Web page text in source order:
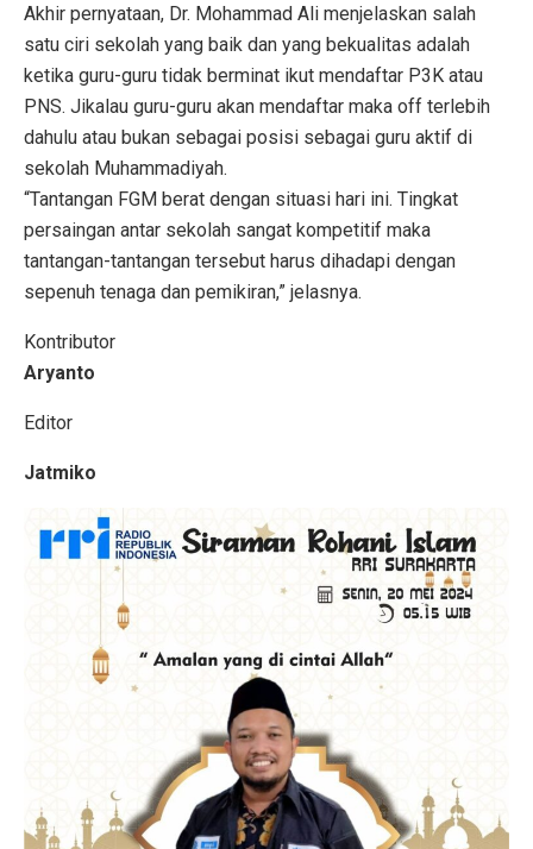
Akhir pernyataan, Dr. Mohammad Ali menjelaskan salah
satu ciri sekolah yang baik dan yang bekualitas adalah
ketika guru-guru tidak berminat ikut mendaftar P3K atau
PNS. Jikalau guru-guru akan mendaftar maka off terlebih
dahulu atau bukan sebagai posisi sebagai guru aktif di
sekolah Muhammadiyah.
“Tantangan FGM berat dengan situasi hari ini. Tingkat
persaingan antar sekolah sangat kompetitif maka
tantangan-tantangan tersebut harus dihadapi dengan
sepenuh tenaga dan pemikiran,” jelasnya.
Kontributor
Aryanto
Editor
Jatmiko